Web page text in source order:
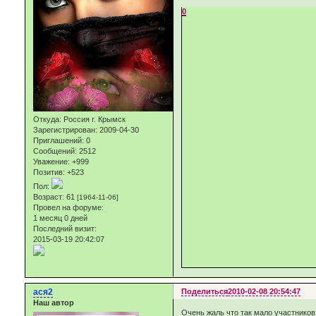
Откуда: Россия г. Крымск
Зарегистрирован: 2009-04-30
Приглашений: 0
Сообщений: 2512
Уважение: +999
Позитив: +523
Пол:
Возраст: 61 [1964-11-06]
Провел на форуме:
1 месяц 0 дней
Последний визит:
2015-03-19 20:42:07
0
Поделиться2010-02-08 20:54:47
ася2
Наш автор
Очень жаль что так мало